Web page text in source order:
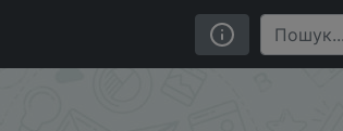
рукавом, быстросохнущие